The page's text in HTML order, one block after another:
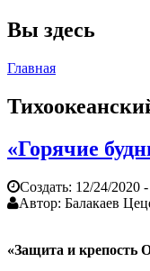
Вы здесь
Главная
«Горячие
Создать: 12/24/2020
Автор: Балакаев
«Защита и крепость